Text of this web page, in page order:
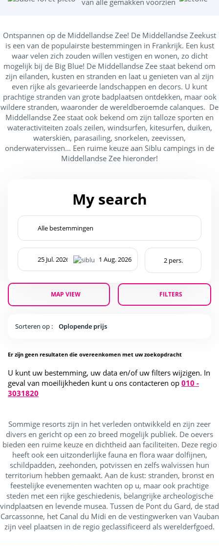
van alle gemakken voorzien
Ontspannen op de Middellandse Zee! De Middellandse Zeekust
is een van de populairste bestemmingen in Frankrijk. Een kust
waar velen zich zouden willen vestigen en wonen, zo dicht
mogelijk bij de Big Blue! De Middellandse Zee staat bekend om
zijn eilanden, kusten en stranden en laat u genieten van al zijn
even rijke als gevarieerde landschappen en decors. U kunt
prachtige stranden van grote badplaatsen ontdekken, maar ook
wildere stranden, waaronder de wereldberoemde calanques. De
Middellandse Zee staat ook bekend om zijn talloze sporten en
wateractiviteiten zoals zeilen, windsurfen, kitesurfen, duiken,
waterskiën, parasailing, snorkelen, zeevissen,
onderwatervissen... Een ruime keuze aan Siblu campings in de
Middellandse Zee hieronder!
My search
MAP VIEW FILTERS
Sorteren op : Oplopende prijs
Er zijn geen resultaten die overeenkomen met uw zoekopdracht
U kunt uw bestemming, uw data en/of uw filters wijzigen. In
geval van moeilijkheden kunt u ons contacteren op 010 -
3031820
Sommige resorts zijn in het verleden ontwikkeld en zijn zeer
divers en gericht op een zo breed mogelijk publiek. De oevers
bieden een ruime keuze en dichtheid aan faciliteiten. Deze regio
heeft ook een uitzonderlijke fauna en flora waar dolfijnen,
schildpadden, zeehonden, potvissen en zelfs walvissen hun
territorium hebben gemaakt. Aan de kust: stranden, bronst en
feestelijke evenementen wachten op u, maar ook prachtige
steden met een rijke geschiedenis, belangrijke archeologische
vindplaatsen en levende musea. Tussen de Pont du Gard, de stad
Carcassonne, het Canal du Midi en de vestingwerken van Vauban
zijn veel plaatsen in de regio geclassificeerd als werelderfgoed.